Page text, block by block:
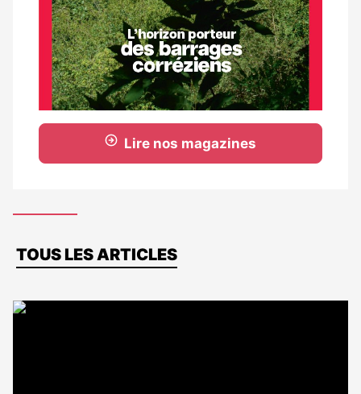
Lire nos magazines
Dernières
TOUS LES ARTICLES